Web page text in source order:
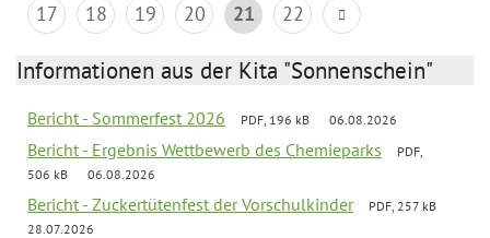
17
18 19 20 21 22
Informationen aus der Kita "Sonnenschein"
Bericht - Sommerfest 2026 PDF, 196 kB 06.08.2026
Bericht - Ergebnis Wettbewerb des Chemieparks
PDF,
506 kB
06.08.2026
Bericht - Zuckertütenfest der Vorschulkinder
PDF, 257 kB
28.07.2026